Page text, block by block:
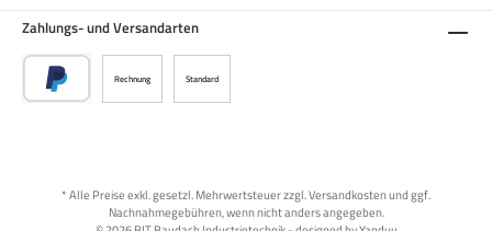
Zahlungs- und Versandarten
Rechnung Standard
* Alle Preise exkl. gesetzl. Mehrwertsteuer zzgl.Versandkostenund ggf.
Nachnahmegebühren, wenn nicht anders angegeben.